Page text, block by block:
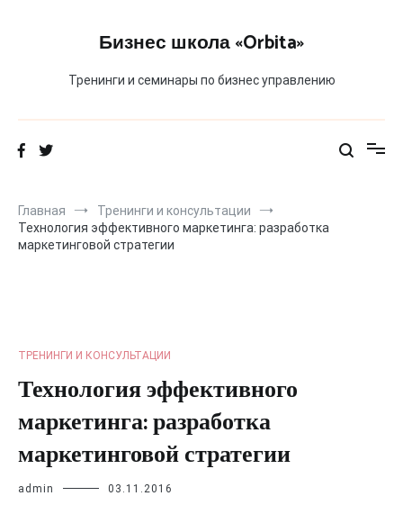
Бизнес школа «Orbita»
Тренинги и семинары по бизнес управлению
Главная
Тренинги и консультации
Технология эффективного маркетинга: разработка
маркетинговой стратегии
ТРЕНИНГИ И КОНСУЛЬТАЦИИ
Технология эффективного
маркетинга: разработка
маркетинговой стратегии
admin 03.11.2016